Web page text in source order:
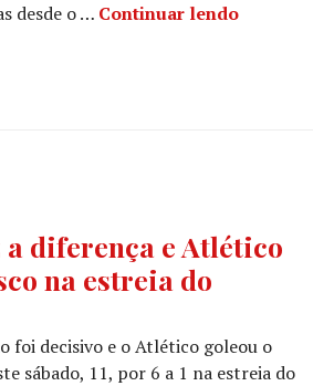
desde o … Continuar lendo
a diferença e Atlético
na estreia do
foi decisivo e o Atlético goleou o
sábado, 11, por 6 a 1 na estreia do